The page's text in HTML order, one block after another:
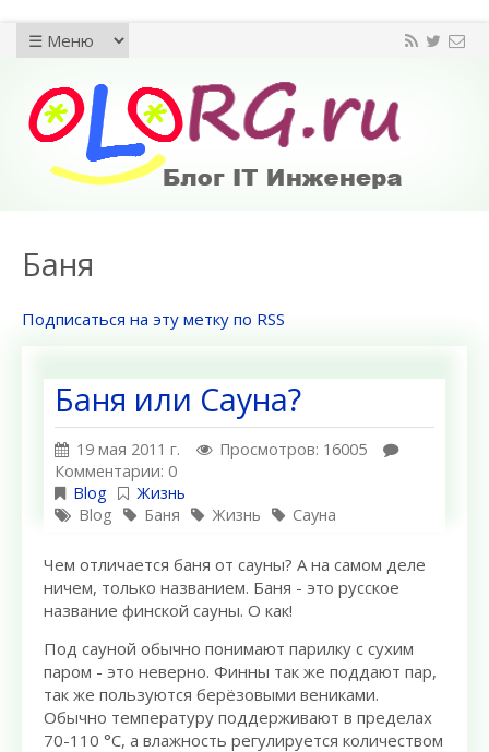
Баня
Подписаться на эту метку по RSS
Баня или Сауна?
19 мая 2011 г.
Просмотров: 16005
Комментарии: 0
Blog
Жизнь
Blog
Баня Жизнь Сауна
Чем отличается баня от сауны? А на самом деле
ничем, только названием. Баня - это русское
название финской сауны. О как!
Под сауной обычно понимают парилку с сухим
паром - это неверно. Финны так же поддают пар,
так же пользуются берёзовыми вениками.
Обычно температуру поддерживают в пределах
70-110 °C, а влажность регулируется количеством